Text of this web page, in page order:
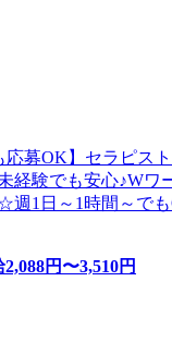
応募OK】セラピス
経験でも安心♪Wワ
週1日～1時間～で
2,088円〜3,510円